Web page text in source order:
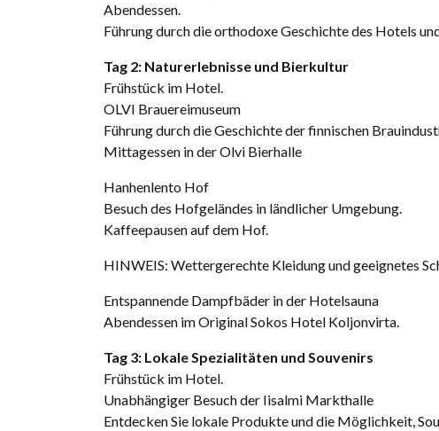
Abendessen.
Führung durch die orthodoxe Geschichte des Hotels
Tag 2: Naturerlebnisse und Bierkultur
Frühstück im Hotel.
OLVI Brauereimuseum
Führung durch die Geschichte der finnischen
Mittagessen in der Olvi Bierhalle
Hanhenlento Hof
Besuch des Hofgeländes in ländlicher Umgebung.
Kaffeepausen auf dem Hof.
HINWEIS: Wettergerechte Kleidung und geeignetes
Entspannende Dampfbäder in der Hotelsauna
Abendessen im Original Sokos Hotel Koljonvirta.
Tag 3: Lokale Spezialitäten und Souvenirs
Frühstück im Hotel.
Unabhängiger Besuch der Iisalmi Markthalle
Entdecken Sie lokale Produkte und die Möglichkeit,